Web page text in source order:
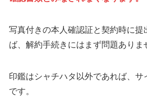
写真付きの本人確認証と契約時に提
ば、解約手続きにはまず問題ありま
印鑑はシャチハタ以外であれば、サ
です。